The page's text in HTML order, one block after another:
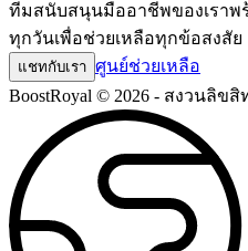
ทีมสนับสนุนมืออาชีพของเราพ
ทุกวันเพื่อช่วยเหลือทุกข้อสงสัย
แชทกับเรา ศูนย์ช่วยเหลือ
BoostRoyal © 2026 - สงวนลิขสิ